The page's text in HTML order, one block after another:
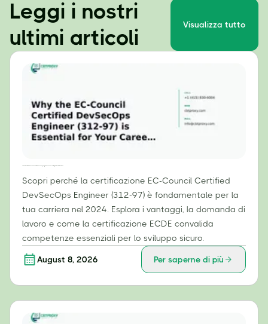
Leggi i nostri
ultimi articoli
Visualizza tutto
Scopri perché la certificazione EC-Council Certified
DevSecOps Engineer (312-97) è fondamentale per la
tua carriera nel 2024. Esplora i vantaggi, la domanda di
lavoro e come la certificazione ECDE convalida
competenze essenziali per lo sviluppo sicuro.
August 8, 2026 Per saperne di più